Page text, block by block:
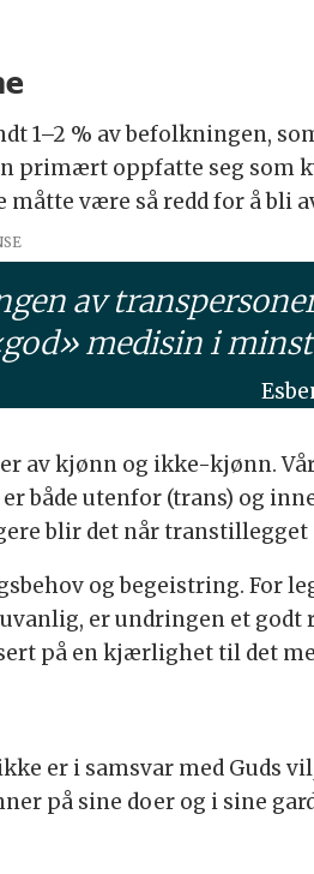
1–2 % av befolkningen,
primært oppfatte seg som
være så redd for å bli
av
medisin i minst
av kjønn og ikke-kjønn.
både utenfor (trans) og
blir det når
og begeistring. For
er undringen et godt
på en kjærlighet til det
er i samsvar med Guds
på sine doer og i sine